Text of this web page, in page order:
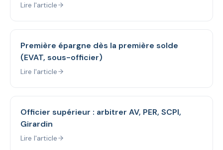
Lire l'article
Première épargne dès la première solde
(EVAT, sous-officier)
Lire l'article
Officier supérieur : arbitrer AV, PER, SCPI,
Girardin
Lire l'article